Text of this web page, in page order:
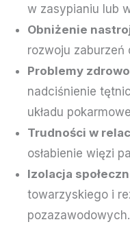
w zasypianiu lub
Obniżenie
rozwoju
Problemy
nadciśnienie
układu
Trudności w
osłabienie więzi
Izolacja
towarzyskiego i
pozazawodowych.